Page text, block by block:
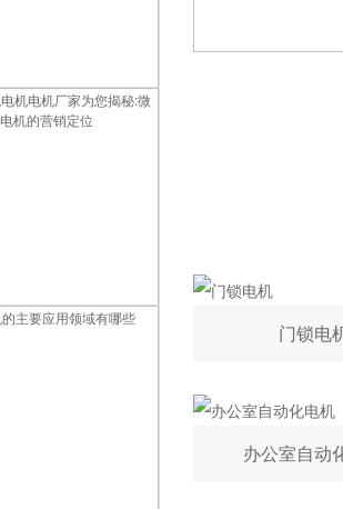
门锁电
办公室自动
深圳微型直流电机电机厂家为您揭秘:微型直流电机营销策略